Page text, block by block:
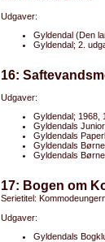
Udgaver:
Gyldendal (Den
Gyldendal; 2.
16:
Udgaver:
Gyldendal; 1968,
Gyldendals
Gyldendals
Gyldendals
Gyldendals
17: Bogen om
Serietitel:
Udgaver:
Gyldendals